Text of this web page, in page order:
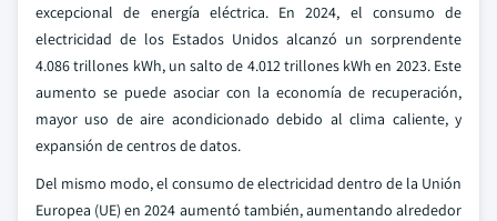
excepcional de energía eléctrica. En 2024, el consumo de
electricidad de los Estados Unidos alcanzó un sorprendente
4.086 trillones kWh, un salto de 4.012 trillones kWh en 2023. Este
aumento se puede asociar con la economía de recuperación,
mayor uso de aire acondicionado debido al clima caliente, y
expansión de centros de datos.
Del mismo modo, el consumo de electricidad dentro de la Unión
Europea (UE) en 2024 aumentó también, aumentando alrededor